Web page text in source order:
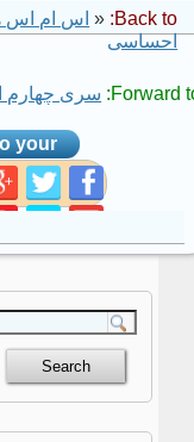
Back to:
« اس ام اس
احساسی
Forward سری چهارم
your